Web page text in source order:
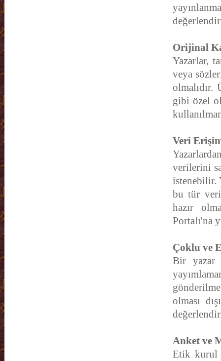
Orijinal
Yazarlar,
veya
olmalıdır.
gibi özel
Veri
verilerini
istenebilir.
bu tür
hazır
Portalı'na
Çoklu ve
Bir yazar
olması
Anket ve
Etik kurul